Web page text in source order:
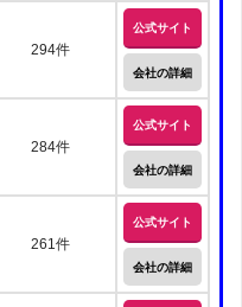
294件
公式サイト
会社の詳細
284件
公式サイト
会社の詳細
261件
公式サイト
会社の詳細